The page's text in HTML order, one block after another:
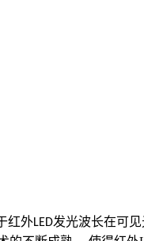
红外LED发光波长在可